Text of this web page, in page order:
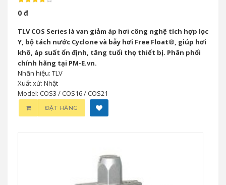
0 đ
TLV COS Series là van giảm áp hơi công nghệ tích hợp lọc
Y, bộ tách nước Cyclone và bẫy hơi Free Float®, giúp hơi
khô, áp suất ổn định, tăng tuổi thọ thiết bị. Phân phối
chính hãng tại PM-E.vn.
Nhãn hiệu: TLV
Xuất xứ: Nhật
Model: COS3 / COS16 / COS21
ĐẶT HÀNG